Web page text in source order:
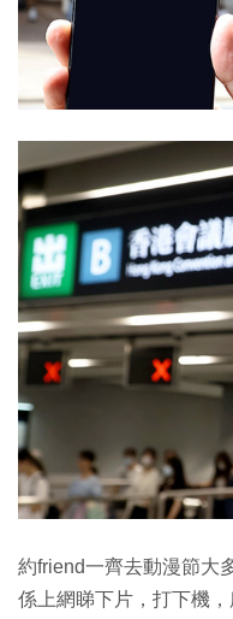
約friend一齊去動漫節大
係上網睇下片，打下機